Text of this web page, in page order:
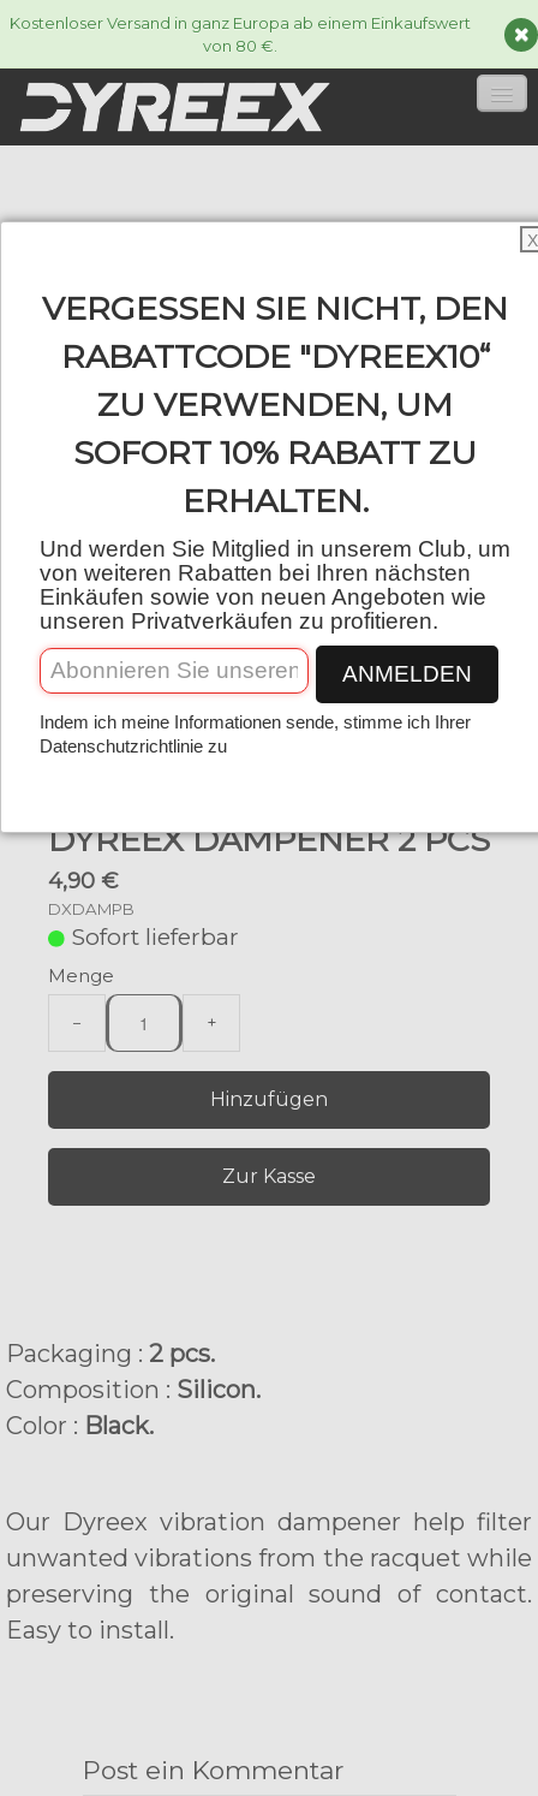
Kostenloser Versand in ganz Europa ab einem Einkaufswert
von 80 €.
TENNISSAITEN
INFORMATIONEN▼
0
Deutsch
DYREEX DAMPENER 2 PCS
4,90 €
DXDAMPB
Sofort lieferbar
Menge
− +
Hinzufügen
Zur Kasse
Packaging : 2 pcs.
Composition : Silicon.
Color : Black.
Our Dyreex vibration dampener help filter
unwanted vibrations from the racquet while
preserving the original sound of contact.
Easy to install.
Post ein Kommentar
X
VERGESSEN SIE NICHT, DEN
RABATTCODE "DYREEX10“
ZU VERWENDEN, UM
SOFORT 10% RABATT ZU
ERHALTEN.
Und werden Sie Mitglied in unserem Club, um
von weiteren Rabatten bei Ihren nächsten
Einkäufen sowie von neuen Angeboten wie
unseren Privatverkäufen zu profitieren.
ANMELDEN
Indem ich meine Informationen sende, stimme ich Ihrer
Datenschutzrichtlinie zu